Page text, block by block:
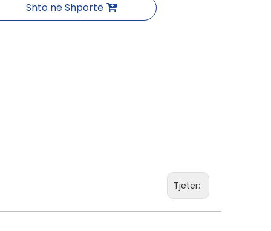
Shto në Shportë
Tjetër: